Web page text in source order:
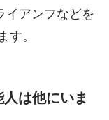
イアンフなどを
す。
は他にいま